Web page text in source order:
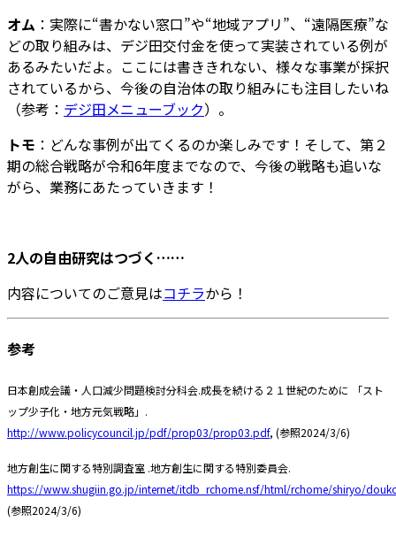
オム ：実際に“書かない窓口”や“地域アプリ”、“遠隔医療”な
どの取り組みは、デジ田交付金を使って実装されている例が
あるみたいだよ。ここには書ききれない、様々な事業が採択
されているから、今後の自治体の取り組みにも注目したいね
（参考： デジ田メニューブック）。
トモ ：どんな事例が出てくるのか楽しみです！そして、第２
期の総合戦略が令和6年度までなので、今後の戦略も追いな
がら、業務にあたっていきます！
2人の自由研究はつづく……
内容についてのご意見はコチラから！
参考
日本創成会議・人口減少問題検討分科会.成長を続ける２１世紀のために 「スト
ップ少子化・地方元気戦略」.
http://www.policycouncil.jp/pdf/prop03/prop03.pdf, (参照2024/3/6)
地方創生に関する特別調査室 .地方創生に関する特別委員会.
https://www.shugiin.go.jp/internet/itdb_rchome.nsf/html/rchome/shiryo/
(参照2024/3/6)